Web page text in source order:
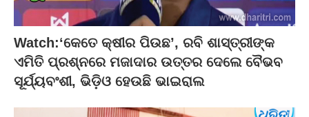
Watch:‘କେତେ କ୍ଷୀର ପିଉଛ’, ରବି ଶାସ୍ତ୍ରୀଙ୍କ
ଏମିତି ପ୍ରଶ୍ନରେ ମଜାଦାର ଉତ୍ତର ଦେଲେ ବୈଭବ
ସୂର୍ଯ୍ୟବଂଶୀ, ଭିଡ଼ିଓ ହେଉଛି ଭାଇରାଲ